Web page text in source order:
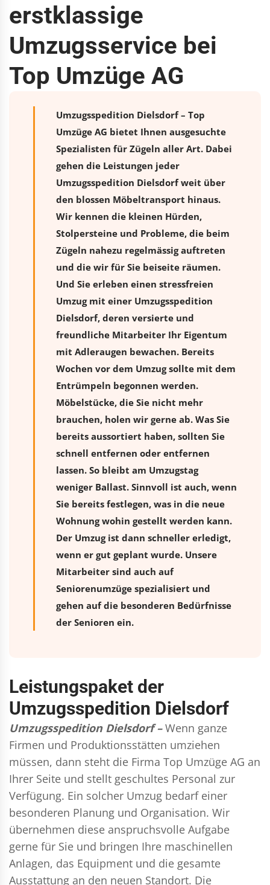
erstklassige
Umzugsservice bei
Top Umzüge AG
Umzugsspedition Dielsdorf – Top
Umzüge AG bietet Ihnen ausgesuchte
Spezialisten für Zügeln aller Art. Dabei
gehen die Leistungen jeder
Umzugsspedition Dielsdorf weit über
den blossen Möbeltransport hinaus.
Wir kennen die kleinen Hürden,
Stolpersteine und Probleme, die beim
Zügeln nahezu regelmässig auftreten
und die wir für Sie beiseite räumen.
Und Sie erleben einen stressfreien
Umzugmit einer Umzugsspedition
Dielsdorf, deren versierte und
freundliche Mitarbeiter Ihr Eigentum
mit Adleraugen bewachen. Bereits
Wochen vor dem Umzug sollte mit dem
Entrümpeln begonnen werden.
Möbelstücke, die Sie nicht mehr
brauchen, holen wir gerne ab. Was Sie
bereits aussortiert haben, sollten Sie
schnell entfernen oder entfernen
lassen. So bleibt am Umzugstag
weniger Ballast. Sinnvoll ist auch, wenn
Sie bereits festlegen, was in die neue
Wohnung wohin gestellt werden kann.
Der Umzug ist dann schneller erledigt,
wenn er gut geplant wurde. Unsere
Mitarbeiter sind auch auf
Seniorenumzüge spezialisiert und
gehen auf die besonderen Bedürfnisse
der Senioren ein.
Leistungspaket der
Umzugsspedition Dielsdorf
Umzugsspedition Dielsdorf – Wenn ganze
Firmen und Produktionsstätten umziehen
müssen, dann steht die Firma Top Umzüge AG an
Ihrer Seite und stellt geschultes Personal zur
Verfügung. Ein solcher Umzug bedarf einer
besonderen Planung und Organisation. Wir
übernehmen diese anspruchsvolle Aufgabe
gerne für Sie und bringen Ihre maschinellen
Anlagen, das Equipment und die gesamte
Ausstattung an den neuen Standort. Die